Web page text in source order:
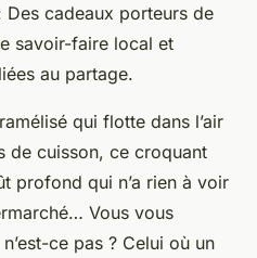
Des cadeaux porteurs de
savoir-faire local et
au partage.
qui flotte dans l’air
de cuisson, ce croquant
profond qui n’a rien à voir
Vous vous
ce pas ? Celui où un